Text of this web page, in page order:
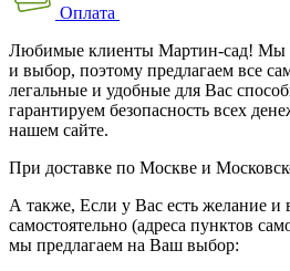
Оплата
Любимые клиенты Мартин-сад! Мы
и выбор, поэтому предлагаем все
легальные и удобные для Вас
гарантируем безопасность всех
нашем сайте.
При доставке по Москве и
А также, Если у Вас есть желание и
самостоятельно (адреса пунктов
мы предлагаем на Ваш выбор: